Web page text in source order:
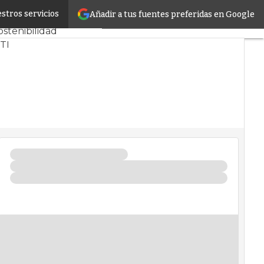
Añadir a tus fuentes preferidas en Google
servicios
y Mercado